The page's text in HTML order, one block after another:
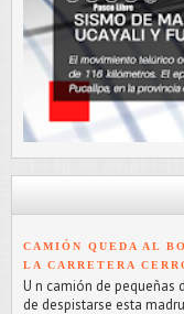
CAMIÓN QUEDA AL
LA CARRETERA
U n camión de
de despistarse esta